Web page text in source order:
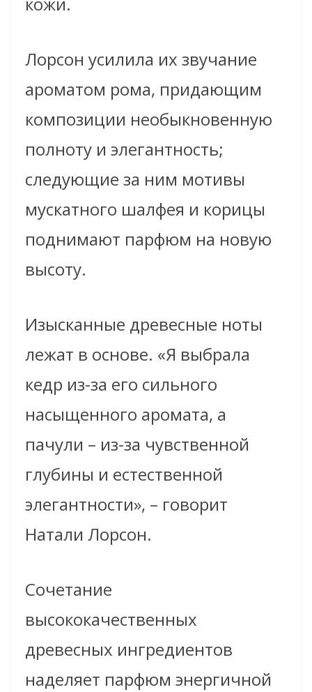
Лорсон усилила их звучание
ароматом рома, придающим
композиции необыкновенную
полноту и элегантность;
следующие за ним мотивы
мускатного шалфея и корицы
поднимают парфюм на новую
высоту.
Изысканные древесные ноты
лежат в основе. «Я выбрала
кедр из-за его сильного
насыщенного аромата, а
пачули – из-за чувственной
глубины и естественной
элегантности», – говорит
Натали Лорсон.
Сочетание
высококачественных
древесных ингредиентов
наделяет парфюм энергичной